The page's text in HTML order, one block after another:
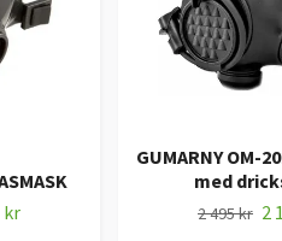
kr
GUMARNY OM-
med
2 495 kr 2